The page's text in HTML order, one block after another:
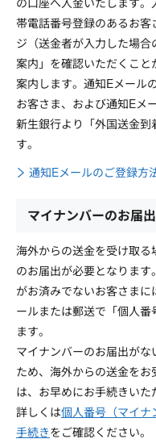
帯電話番号登録のあるお
ジ（送金者が入力した場
案内」を確認いただくこ
案内します。通知Eメール
お客さま、および通知Eメ
新生銀行より「外国送金
す。
通知Eメールのご登録方
マイナンバーのお届
海外からの送金を受け取る
のお届出が必要となりま
がお済みでないお客さま
ールまたは郵送で「個人
ます。
マイナンバーのお届出が
ため、海外からの送金を
は、お早めにお手続きいた
詳しくは個人番号（マイナ
手続きをご確認ください。